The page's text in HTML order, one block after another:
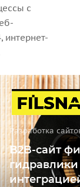
с
интернет-
Разработка
B2B-сайт
гидравлики